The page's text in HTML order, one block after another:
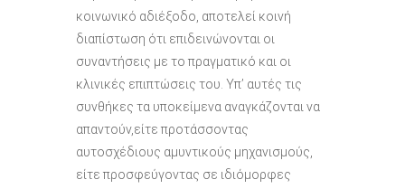
κοινωνικό αδιέξοδο, αποτελεί κοινή
διαπίστωση ότι επιδεινώνονται οι
συναντήσεις με το πραγματικό και οι
κλινικές επιπτώσεις του. Υπ’ αυτές τις
συνθήκες τα υποκείμενα αναγκάζονται να
απαντούν,είτε προτάσσοντας
αυτοσχέδιους αμυντικούς μηχανισμούς,
είτε προσφεύγοντας σε ιδιόμορφες